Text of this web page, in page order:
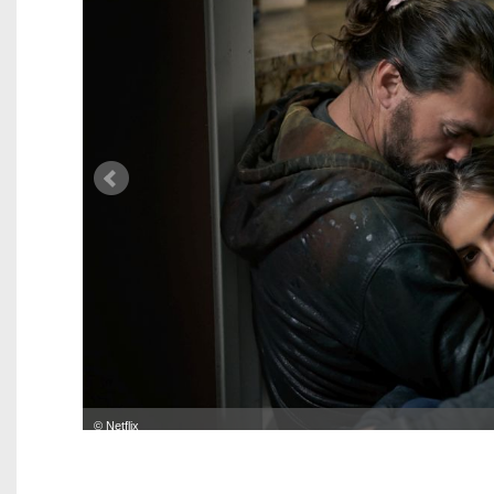
© Netflix